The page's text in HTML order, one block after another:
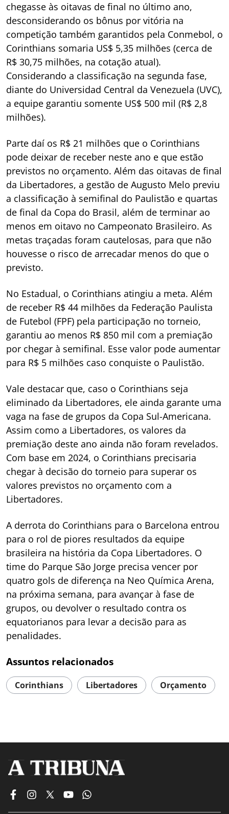
chegasse às oitavas de final no último ano,
desconsiderando os bônus por vitória na
competição também garantidos pela Conmebol, o
Corinthians somaria US$ 5,35 milhões (cerca de
R$ 30,75 milhões, na cotação atual).
Considerando a classificação na segunda fase,
diante do Universidad Central da Venezuela (UVC),
a equipe garantiu somente US$ 500 mil (R$ 2,8
milhões).
Parte daí os R$ 21 milhões que o Corinthians
pode deixar de receber neste ano e que estão
previstos no orçamento. Além das oitavas de final
da Libertadores, a gestão de Augusto Melo previu
a classificação à semifinal do Paulistão e quartas
de final da Copa do Brasil, além de terminar ao
menos em oitavo no Campeonato Brasileiro. As
metas traçadas foram cautelosas, para que não
houvesse o risco de arrecadar menos do que o
previsto.
No Estadual, o Corinthians atingiu a meta. Além
de receber R$ 44 milhões da Federação Paulista
de Futebol (FPF) pela participação no torneio,
garantiu ao menos R$ 850 mil com a premiação
por chegar à semifinal. Esse valor pode aumentar
para R$ 5 milhões caso conquiste o Paulistão.
Vale destacar que, caso o Corinthians seja
eliminado da Libertadores, ele ainda garante uma
vaga na fase de grupos da Copa Sul-Americana.
Assim como a Libertadores, os valores da
premiação deste ano ainda não foram revelados.
Com base em 2024, o Corinthians precisaria
chegar à decisão do torneio para superar os
valores previstos no orçamento com a
Libertadores.
A derrota do Corinthians para o Barcelona entrou
para o rol de piores resultados da equipe
brasileira na história da Copa Libertadores. O
time do Parque São Jorge precisa vencer por
quatro gols de diferença na Neo Química Arena,
na próxima semana, para avançar à fase de
grupos, ou devolver o resultado contra os
equatorianos para levar a decisão para as
penalidades.
Assuntos relacionados
Corinthians Libertadores Orçamento